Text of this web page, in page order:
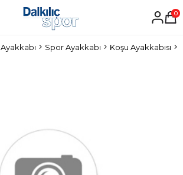
0
Ayakkabı Spor Ayakkabı Koşu Ayakkabısı